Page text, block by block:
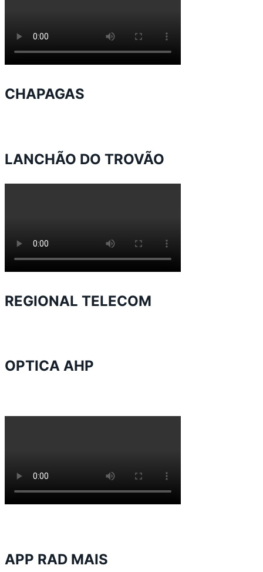
CHAPAGAS
LANCHÃO DO TROVÃO
REGIONAL TELECOM
OPTICA AHP
APP RAD MAIS